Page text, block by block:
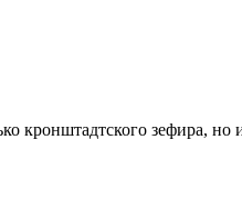
кронштадтского зефира,